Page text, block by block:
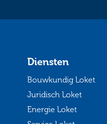
Diensten
Bouwkundig Loket
Juridisch Loket
Energie Loket